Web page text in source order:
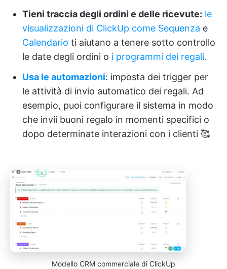
Tieni traccia degli ordini e delle ricevute: le
visualizzazioni di ClickUp come Sequenza e
Calendario ti aiutano a tenere sotto controllo
le date degli ordini o i programmi dei regali.
Usa le automazioni: imposta dei trigger per
le attività di invio automatico dei regali. Ad
esempio, puoi configurare il sistema in modo
che invii buoni regalo in momenti specifici o
dopo determinate interazioni con i clienti 🥰
Modello CRM commerciale di ClickUp